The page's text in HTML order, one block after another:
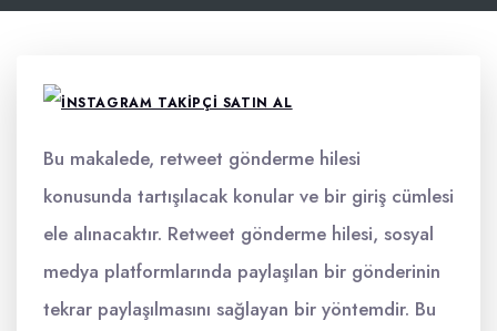
Bu makalede, retweet gönderme hilesi
konusunda tartışılacak konular ve bir giriş cümlesi
ele alınacaktır. Retweet gönderme hilesi, sosyal
medya platformlarında paylaşılan bir gönderinin
tekrar paylaşılmasını sağlayan bir yöntemdir. Bu